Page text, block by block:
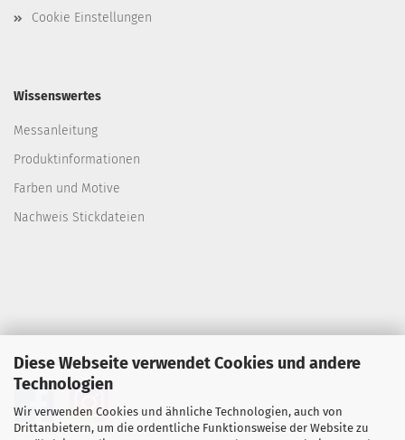
Diese Webseite verwendet Cookies und andere
Technologien
Wir verwenden Cookies und ähnliche Technologien, auch von
Drittanbietern, um die ordentliche Funktionsweise der Website zu
Cookie Einstellungen
Wissenswertes
Messanleitung
Produktinformationen
Farben und Motive
Nachweis Stickdateien
Folgen Sie uns